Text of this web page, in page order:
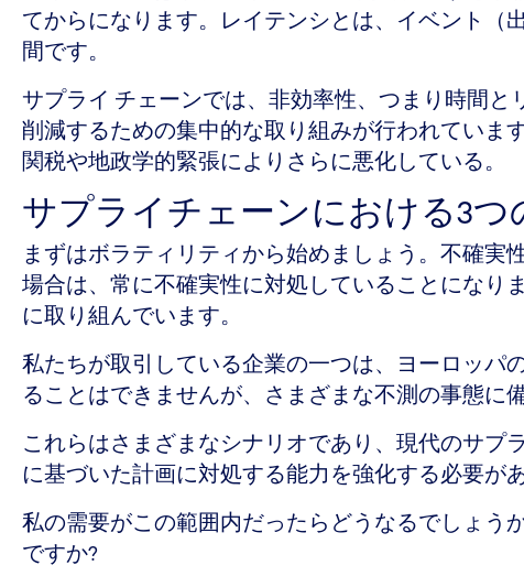
てからになります。レイテンシとは、イベント（
間です。
サプライ チェーンでは、非効率性、つまり時間
削減するための集中的な取り組みが行われていま
関税や地政学的緊張によりさらに悪化している。
サプライチェーンにおける3
まずはボラティリティから始めましょう。不確
場合は、常に不確実性に対処していることになり
に取り組んでいます。
私たちが取引している企業の一つは、ヨーロッパ
ることはできませんが、さまざまな不測の事態に
これらはさまざまなシナリオであり、現代のサプ
に基づいた計画に対処する能力を強化する必要が
私の需要がこの範囲内だったらどうなるでしょう
ですか?